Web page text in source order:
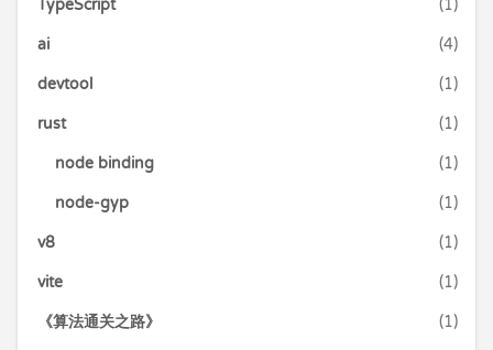
TypeScript (1)
ai (4)
devtool (1)
rust (1)
node binding (1)
node-gyp (1)
v8 (1)
vite (1)
《算法通关之路》 (1)